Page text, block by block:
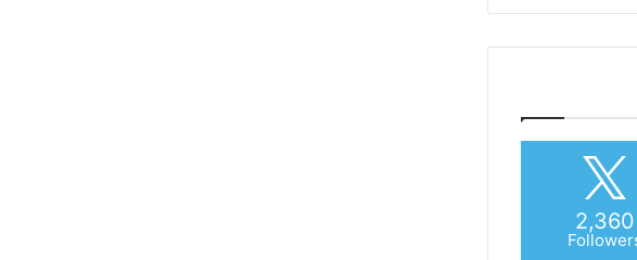
2,360